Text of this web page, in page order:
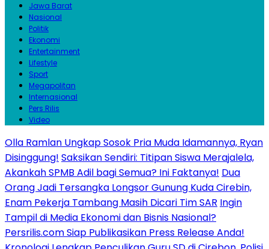
Jawa Barat
Nasional
Politik
Ekonomi
Entertainment
Lifestyle
Sport
Megapolitan
Internasional
Pers Rilis
Video
Olla Ramlan Ungkap Sosok Pria Muda Idamannya, Ryan
Disinggung! Saksikan Sendiri: Titipan Siswa Merajalela,
Akankah SPMB Adil bagi Semua? Ini Faktanya! Dua
Orang Jadi Tersangka Longsor Gunung Kuda Cirebin,
Enam Pekerja Tambang Masih Dicari Tim SAR Ingin
Tampil di Media Ekonomi dan Bisnis Nasional?
Persrilis.com Siap Publikasikan Press Release Anda!